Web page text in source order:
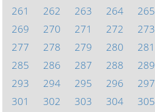
261
262 263 264 265
269
270 271 272 273
277
278 279 280 281
285
286 287 288 289
293
294 295 296 297
301
302 303 304 305